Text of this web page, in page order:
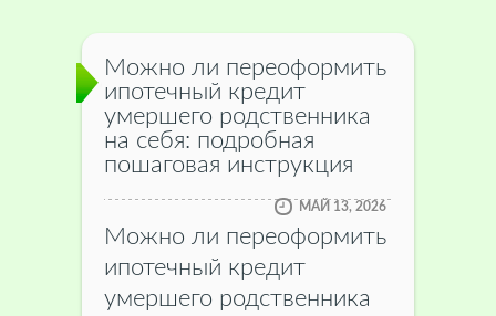
Края
Можно ли переоформить
ипотечный кредит
умершего родственника
на себя: подробная
пошаговая инструкция
МАЙ 13, 2026
Можно ли переоформить
ипотечный кредит
умершего родственника